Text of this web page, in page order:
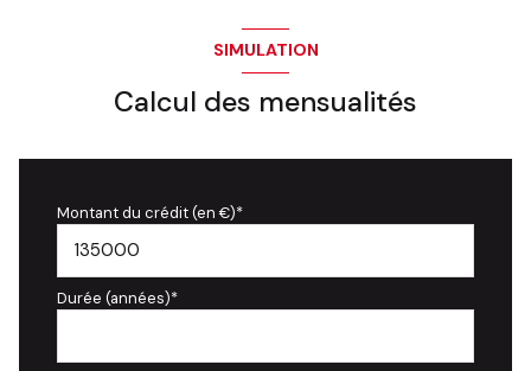
SIMULATION
Calcul des mensualités
Montant du crédit (en €)*
Durée (années)*